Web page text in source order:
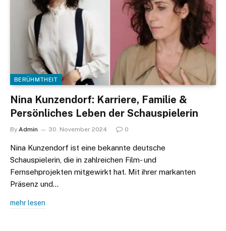
BERÜHMTHEIT
Nina Kunzendorf: Karriere, Familie &
Persönliches Leben der Schauspielerin
By Admin 30. November 2024 0
Nina Kunzendorf ist eine bekannte deutsche
Schauspielerin, die in zahlreichen Film- und
Fernsehprojekten mitgewirkt hat. Mit ihrer markanten
Präsenz und…
mehr lesen